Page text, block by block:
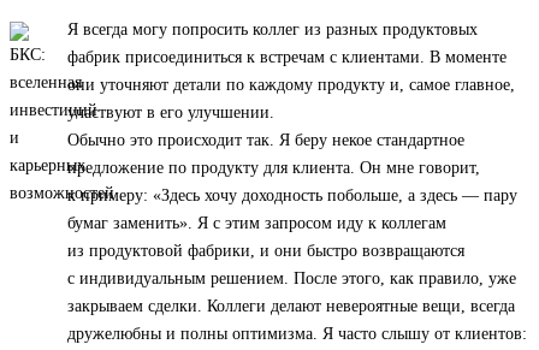
Я всегда могу попросить коллег из разных продуктовых
фабрик присоединиться к встречам с клиентами. В моменте
они уточняют детали по каждому продукту и, самое главное,
участвуют в его улучшении.
Обычно это происходит так. Я беру некое стандартное
предложение по продукту для клиента. Он мне говорит,
к примеру: «Здесь хочу доходность побольше, а здесь — пару
бумаг заменить». Я с этим запросом иду к коллегам
из продуктовой фабрики, и они быстро возвращаются
с индивидуальным решением. После этого, как правило, уже
закрываем сделки. Коллеги делают невероятные вещи, всегда
дружелюбны и полны оптимизма. Я часто слышу от клиентов: